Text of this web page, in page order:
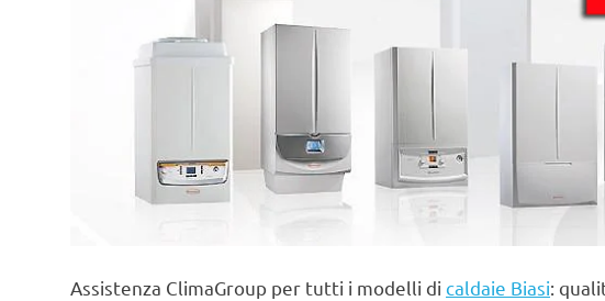
Assistenza ClimaGroup per tutti i modelli di caldaie Biasi: